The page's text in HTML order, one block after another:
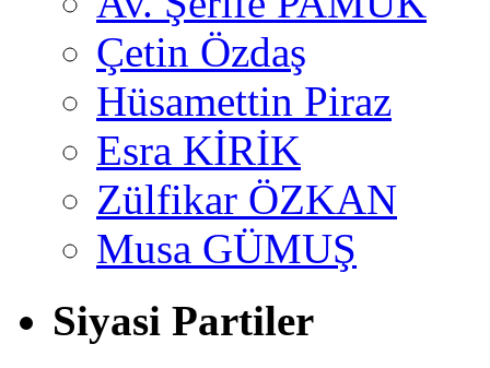
Çetin Özdaş
Hüsamettin Piraz
Esra KİRİK
Zülfikar ÖZKAN
Musa GÜMUŞ
Siyasi Partiler